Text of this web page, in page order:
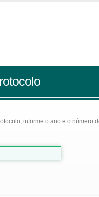
informe o ano e o número